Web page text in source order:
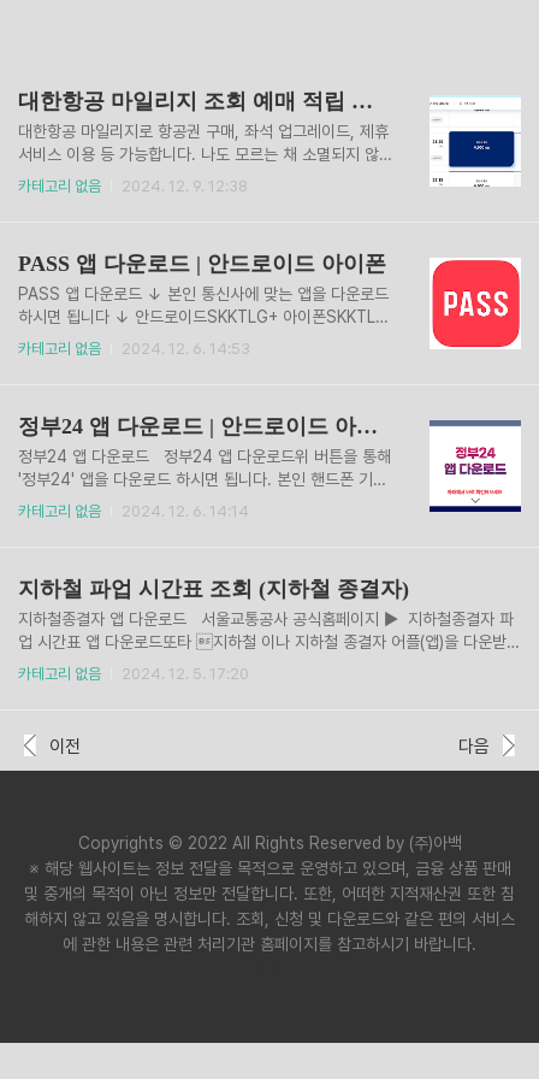
대한항공 마일리지 조회 예매 적립 꿀팁
대한항공 마일리지로 항공권 구매, 좌석 업그레이드, 제휴
서비스 이용 등 가능합니다. 나도 모르는 채 소멸되지 않도
록 미리 꼭 확인해 보세요!마일리지 조회현재 서울-제주
하시면 바로 나옵니다. 마일리지 조회하기 ▶ 마일리지로
예매하기 이런 식으로 마일리지로 예매하기 페이지에서 얼
마의 마일리지가 사용되는지 나오고, 예매까지 하실 수 있
습니다.(로그인하셔야 확인가능합니다) 마일리지로 예매
하기 ▶
카테고리 없음 2024. 12. 9. 12:38
PASS 앱 다운로드 | 안드로이드 아이폰
PASS 앱 다운로드 ↓ 본인 통신사에 맞는 앱을 다운로드
하시면 됩니다 ↓ 안드로이드SKKTLG+ 아이폰SKKTLG
+ PASS 앱 다운로드위 버튼을 통해 'PASS' 앱을 다운로
서비스는 '모바일 주민등록증 발급'입니다. 실물로 주민등
록증을 보여주는 절차들이 이제 모바일 신분증으로 변화되
는 추세입니다.
카테고리 없음 2024. 12. 6. 14:53
정부24 앱 다운로드 | 안드로이드 아이폰
정부24 앱 다운로드 정부24 앱 다운로드위 버튼을 통해
'정부24' 앱을 다운로드 하시면 됩니다. 본인 핸드폰 기종
에 맞게 다운도르 해보세요. 정부24 앱을 한번 설치해두
일 신분증으로 변화되는 추세입니다. 정부24에서만 가능
하니, 미리 발급해두시길 바랍니다.
카테고리 없음 2024. 12. 6. 14:14
지하철 파업 시간표 조회 (지하철 종결자)
지하철종결자 앱 다운로드 서울교통공사 공식홈페이지 ▶ 지하철종결자 파
업 시간표 앱 다운로드또타 지하철 이나 지하철 종결자 어플(앱)을 다운받으
면 서울 뿐만 아니라 전국 지하철 파업을 대비하여, 시간표를 조회 가능합니
카테고리 없음 2024. 12. 5. 17:20
이전 다음
Copyrights © 2022 All Rights Reserved by (주)아백
※ 해당 웹사이트는 정보 전달을 목적으로 운영하고 있으며, 금융 상품 판매
및 중개의 목적이 아닌 정보만 전달합니다. 또한, 어떠한 지적재산권 또한 침
해하지 않고 있음을 명시합니다. 조회, 신청 및 다운로드와 같은 편의 서비스
에 관한 내용은 관련 처리기관 홈페이지를 참고하시기 바랍니다.